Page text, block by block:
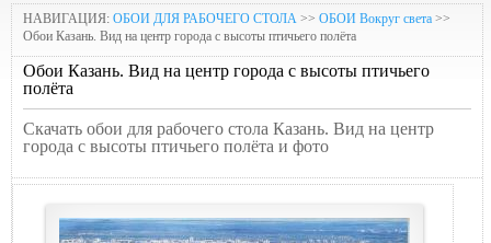
НАВИГАЦИЯ: ОБОИ ДЛЯ РАБОЧЕГО СТОЛА >> ОБОИ Вокруг света >>
Обои Казань. Вид на центр города с высоты птичьего полёта
Обои Казань. Вид на центр города с высоты птичьего
полёта
Скачать обои для рабочего стола Казань. Вид на центр
города с высоты птичьего полёта и фото